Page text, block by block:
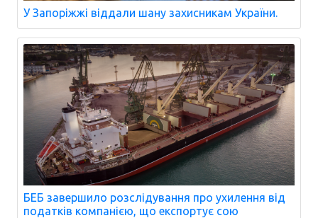
У Запоріжжі віддали шану захисникам України.
БЕБ завершило розслідування про ухилення від
податків компанією, що експортує сою